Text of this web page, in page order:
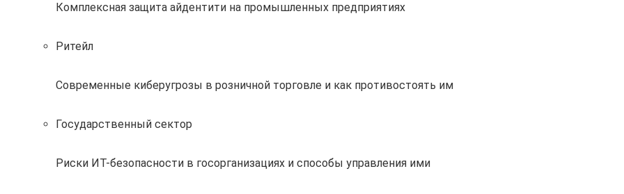
Комплексная защита айдентити на промышленных предприятиях
Ритейл
Современные киберугрозы в розничной торговле и как противостоять им
Государственный сектор
Риски ИТ-безопасности в госорганизациях и способы управления ими